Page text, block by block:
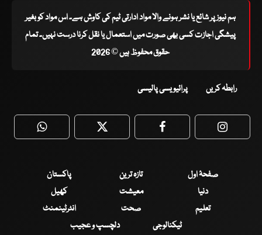
ہم نیوز پر شائع یا نشر ہونے والا مواد ادارتی ٹیم کی کاوش ہے۔ اس مواد کو بغیر
پیشگی اجازت کسی بھی صورت میں استعمال یا نقل کرنا درست نہیں۔ تمام
حقوق محفوظ ہیں © 2026
رابطہ کریں پرائیویسی پالیسی
WhatsApp Twitter Facebook
صفحۂ اول تازہ ترین
پاکستان
دنیا
معیشت
کھیل
تعلیم
صحت
انٹرٹینمنٹ
ٹیکنالوجی
دلچسپ و عجیب